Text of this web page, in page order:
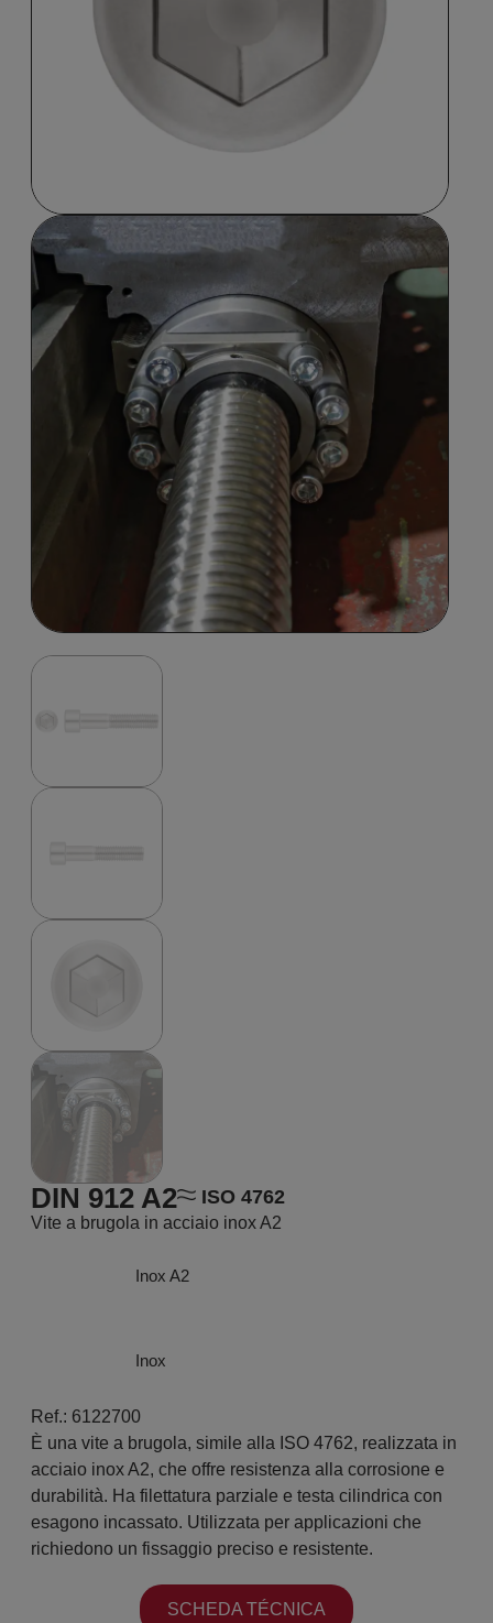
DIN 912 A2 ISO 4762
Vite a brugola in acciaio inox A2
Inox A2
Inox
Ref.: 6122700
È una vite a brugola, simile alla ISO 4762, realizzata in
acciaio inox A2, che offre resistenza alla corrosione e
durabilità. Ha filettatura parziale e testa cilindrica con
esagono incassato. Utilizzata per applicazioni che
richiedono un fissaggio preciso e resistente.
SCHEDA TÉCNICA